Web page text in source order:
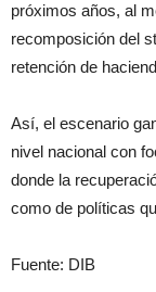
próximos años, al
recomposición del
retención de
Así, el escenario
nivel nacional con
donde la
como de políticas
Fuente: DIB